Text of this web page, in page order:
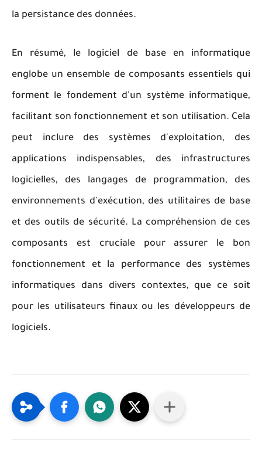
la persistance des données.
En résumé, le logiciel de base en informatique
englobe un ensemble de composants essentiels qui
forment le fondement d'un système informatique,
facilitant son fonctionnement et son utilisation. Cela
peut inclure des systèmes d'exploitation, des
applications indispensables, des infrastructures
logicielles, des langages de programmation, des
environnements d'exécution, des utilitaires de base
et des outils de sécurité. La compréhension de ces
composants est cruciale pour assurer le bon
fonctionnement et la performance des systèmes
informatiques dans divers contextes, que ce soit
pour les utilisateurs finaux ou les développeurs de
logiciels.